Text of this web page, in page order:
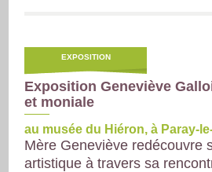
EXPOSITION
Exposition Geneviève
et moniale
au musée du Hiéron, à Paray-
Mère Geneviève redécouvre
artistique à travers sa